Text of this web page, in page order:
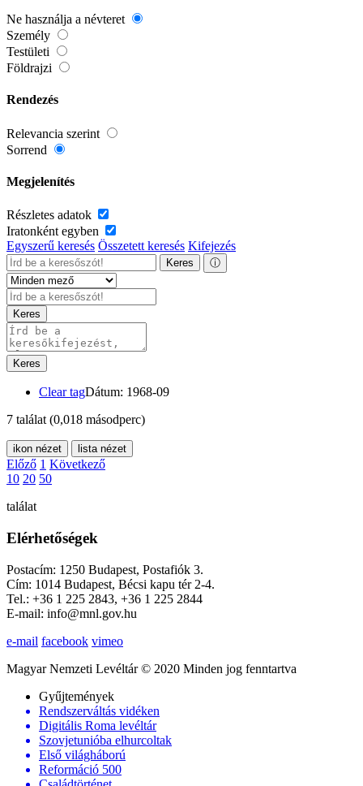
Ne használja a névteret
Személy
Testületi
Földrajzi
Rendezés
Relevancia szerint
Sorrend
Megjelenítés
Részletes adatok
Iratonként egyben
Egyszerű keresés Összetett keresés Kifejezés
Keres ⓘ
Keres
Keres
Clear tagDátum: 1968-09
7 találat (0,018 másodperc)
ikon nézet lista nézet
Előző 1 Következő
10 20 50
találat
Elérhetőségek
Postacím: 1250 Budapest, Postafiók 3.
Cím: 1014 Budapest, Bécsi kapu tér 2-4.
Tel.: +36 1 225 2843, +36 1 225 2844
E-mail: info@mnl.gov.hu
e-mail facebook vimeo
Magyar Nemzeti Levéltár © 2020 Minden jog fenntartva
Gyűjtemények
Rendszerváltás vidéken
Digitális Roma levéltár
Szovjetunióba elhurcoltak
Első világháború
Reformáció 500